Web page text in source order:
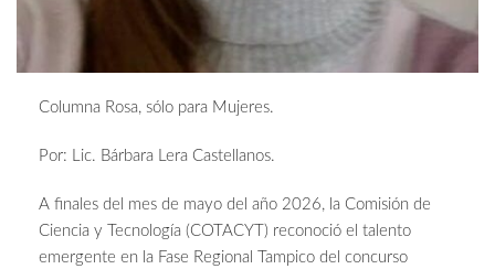
Columna Rosa, sólo para Mujeres.
Por: Lic. Bárbara Lera Castellanos.
A finales del mes de mayo del año 2026, la Comisión de
Ciencia y Tecnología (COTACYT) reconoció el talento
emergente en la Fase Regional Tampico del concurso